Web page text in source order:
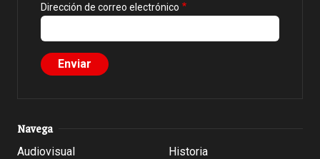
Dirección de correo electrónico
Navega
Audiovisual
Historia